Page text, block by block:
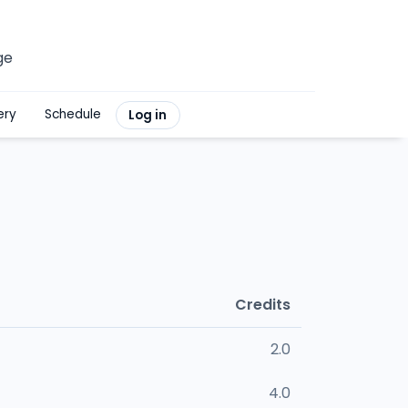
Schedule Log in
Credits
2.0
4.0